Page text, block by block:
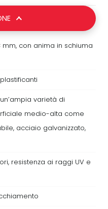
mm, con anima in schiuma
varietà di
medio-alta come
acciaio galvanizzato,
resistenza ai raggi UV e